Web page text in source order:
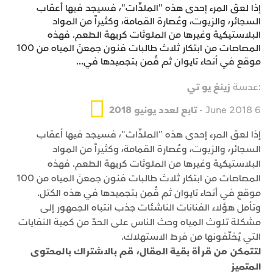
إذا لعق المرء إحدى هذه "الملذّات"، فسيجد فيها أعقاب
السجائر، والزيوت، وعُصارة القمامة، وكثيراً من المواد
البلاستيكية وغيرها من الملوثات كريهة الطعم. فهذه
المصاصات من ابتكار ثلاث طالبات فنون جمعنَ المياه من 100
موقع في أنحاء تايوان ثم قُمن بتجميدها في...
:عدسة زينغ يو تي
6 June 2018 -
تابع لعدد يونيو 2018
إذا لعق المرء إحدى هذه "الملذّات"، فسيجد فيها أعقاب
السجائر، والزيوت، وعُصارة القمامة، وكثيراً من المواد
البلاستيكية وغيرها من الملوثات كريهة الطعم. فهذه
المصاصات من ابتكار ثلاث طالبات فنون جمعنَ المياه من 100
موقع في أنحاء تايوان ثم قُمن بتجميدها في هذه الكتل.
وتأمل هؤلاء الفنانات الناشئات جذب انتباه الجمهور إلى
مشكلة تلوث المياه وحث الناس على الحدّ من كمية النفايات
التي يُخلّفونها من فرط الاستهلاك.
لتتمكن من قرأة بقية المقال، قم بالاشتراك بالمحتوى
المتميز